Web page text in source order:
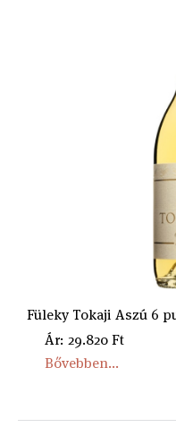
Füleky Tokaji Aszú 6
Ár: 29.820 Ft
Bővebben...